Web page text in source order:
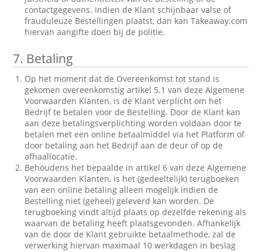
contactgegevens. Indien de Klant schijnbaar valse of
frauduleuze Bestellingen plaatst, dan kan Takeaway.com
hiervan aangifte doen bij de politie.
7. Betaling
Op het moment dat de Overeenkomst tot stand is
gekomen overeenkomstig artikel 5.1 van deze Algemene
Voorwaarden Klanten, is de Klant verplicht om het
Bedrijf te betalen voor de Bestelling. Door de Klant kan
aan deze betalingsverplichting worden voldaan door te
betalen met een online betaalmiddel via het Platform of
door betaling aan het Bedrijf aan de deur of op de
afhaallocatie.
Behoudens het bepaalde in artikel 6 van deze Algemene
Voorwaarden Klanten, is het (gedeeltelijk) terugboeken
van een online betaling alleen mogelijk indien de
Bestelling niet (geheel) geleverd kan worden. De
terugboeking vindt altijd plaats op dezelfde rekening als
waarvan de betaling heeft plaatsgevonden. Afhankelijk
van de door de Klant gebruikte betaalmethode, zal de
verwerking hiervan maximaal 10 werkdagen in beslag